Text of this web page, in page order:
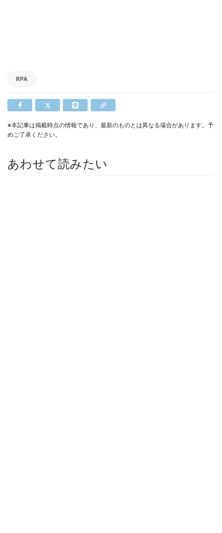
RPA
※本記事は掲載時点の情報であり、最新のものとは異なる場合があります。予
めご了承ください。
あわせて読みたい